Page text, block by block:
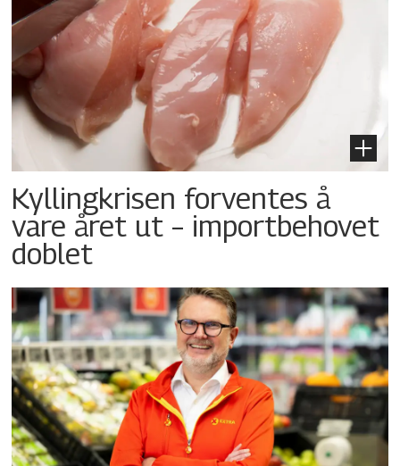
Kyllingkrisen forventes å
vare året ut – importbehovet
doblet